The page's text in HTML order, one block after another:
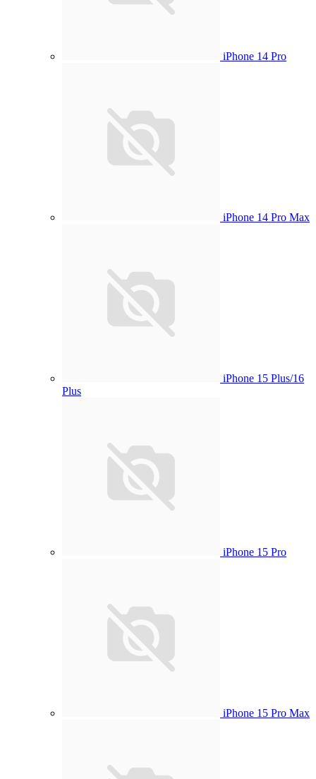
iPhone 14 Pro
iPhone 14 Pro Max
iPhone 15 Plus/16
Plus
iPhone 15 Pro
iPhone 15 Pro Max